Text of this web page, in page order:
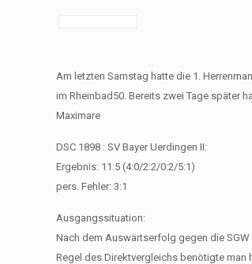
Am letzten Samstag hatte die 1.
im Rheinbad50. Bereits zwei Tage später
Maximare
DSC 1898 : SV Bayer Uerdingen II:
Ergebnis: 11:5 (4:0/2:2/0:2/5:1)
pers. Fehler: 3:1
Ausgangssituation:
Nach dem Auswärtserfolg gegen die
Regel des Direktvergleichs benötigte man